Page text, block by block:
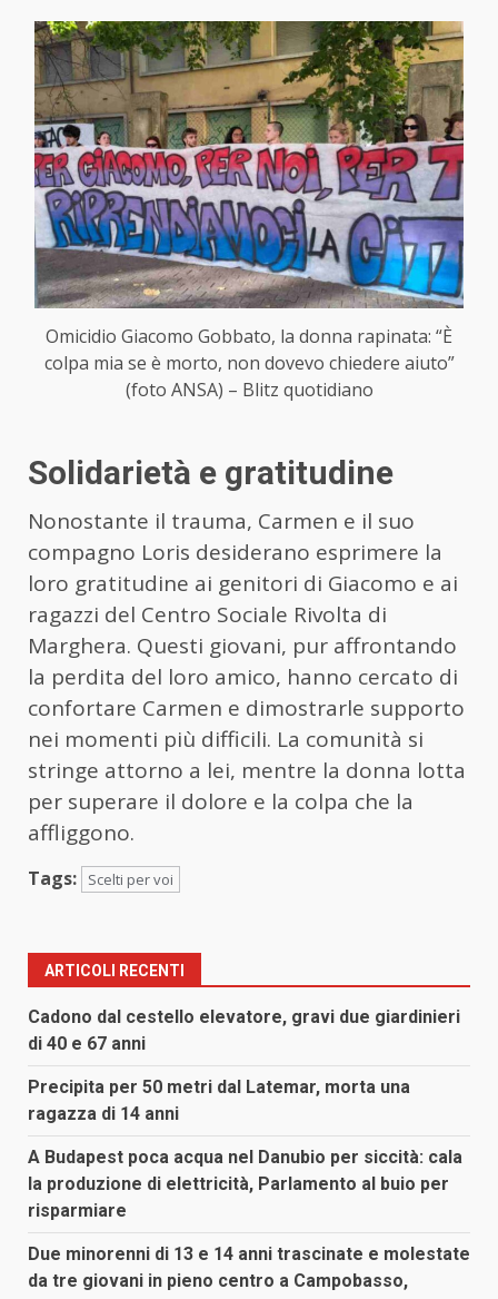
Omicidio Giacomo Gobbato, la donna rapinata: “È
colpa mia se è morto, non dovevo chiedere aiuto”
(foto ANSA) – Blitz quotidiano
Solidarietà e gratitudine
Nonostante il trauma, Carmen e il suo
compagno Loris desiderano esprimere la
loro gratitudine ai genitori di Giacomo e ai
ragazzi del Centro Sociale Rivolta di
Marghera. Questi giovani, pur affrontando
la perdita del loro amico, hanno cercato di
confortare Carmen e dimostrarle supporto
nei momenti più difficili. La comunità si
stringe attorno a lei, mentre la donna lotta
per superare il dolore e la colpa che la
affliggono.
Tags: Scelti per voi
ARTICOLI RECENTI
Cadono dal cestello elevatore, gravi due giardinieri
di 40 e 67 anni
Precipita per 50 metri dal Latemar, morta una
ragazza di 14 anni
A Budapest poca acqua nel Danubio per siccità: cala
la produzione di elettricità, Parlamento al buio per
risparmiare
Due minorenni di 13 e 14 anni trascinate e molestate
da tre giovani in pieno centro a Campobasso,